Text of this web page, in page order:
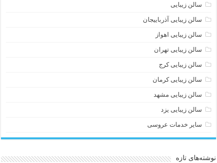
سالن زیبایی
سالن زیبایی آذرباییجان
سالن زیبایی اهواز
سالن زیبایی تهران
سالن زیبایی کرج
سالن زیبایی کرمان
سالن زیبایی مشهد
سالن زیبایی یزد
سایر خدمات عروسی
نوشته‌های تازه